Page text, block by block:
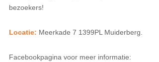
bezoekers!
Locatie: Meerkade 7 1399PL Muiderberg.
Facebookpagina voor meer informatie: